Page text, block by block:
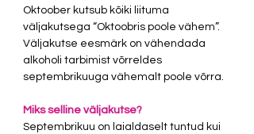
Oktoober kutsub kõiki liituma
väljakutsega “Oktoobris poole vähem”.
Väljakutse eesmärk on vähendada
alkoholi tarbimist võrreldes
septembrikuuga vähemalt poole võrra.
Miks selline väljakutse?
Septembrikuu on laialdaselt tuntud kui